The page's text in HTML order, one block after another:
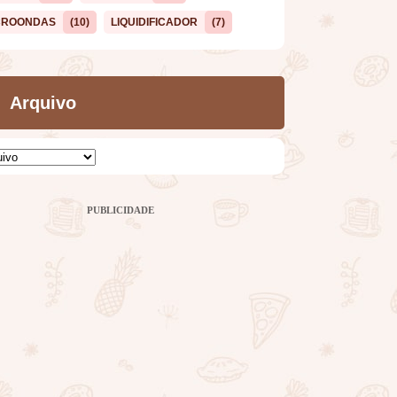
(10) LIQUIDIFICADOR (7)
Arquivo
PUBLICIDADE